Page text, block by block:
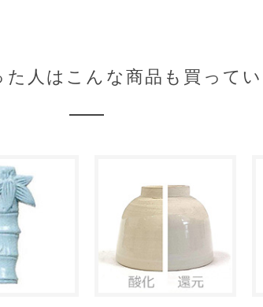
た人はこんな商品も買って